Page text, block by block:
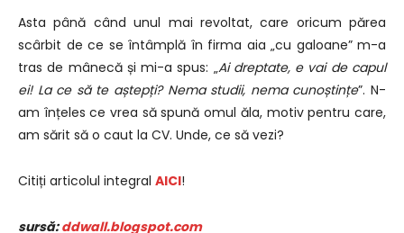
Asta până când unul mai revoltat, care oricum părea
scârbit de ce se întâmplă în firma aia „cu galoane” m-a
tras de mânecă și mi-a spus: „Ai dreptate, e vai de capul
ei! La ce să te aștepți? Nema studii, nema cunoștințe”. N-
am înțeles ce vrea să spună omul ăla, motiv pentru care,
am sărit să o caut la CV. Unde, ce să vezi?
Citiți articolul integral AICI!
sursă:ddwall.blogspot.com